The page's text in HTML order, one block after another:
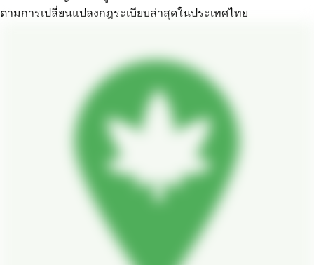
ตามการเปลี่ยนแปลงกฎระเบียบล่าสุดในประเทศไทย